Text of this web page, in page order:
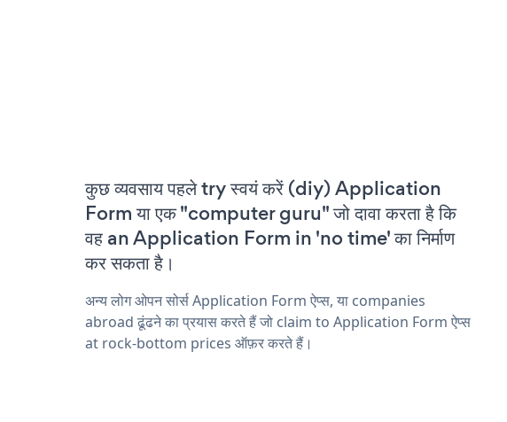
कुछ व्यवसाय पहले try स्वयं करें (diy) Application
Form या एक "computer guru" जो दावा करता है कि
वह an Application Form in 'no time' का निर्माण
कर सकता है।
अन्य लोग ओपन सोर्स Application Form ऐप्स, या companies
abroad ढूंढने का प्रयास करते हैं जो claim to Application Form ऐप्स
at rock-bottom prices ऑफ़र करते हैं।